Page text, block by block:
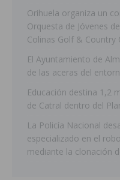
Orihuela organiza un
Orquesta de Jóvenes
Colinas Golf & Country
El Ayuntamiento de
de las aceras del
Educación destina 1,2
de Catral dentro del
La Policía Nacional
especializado en el
mediante la clonación